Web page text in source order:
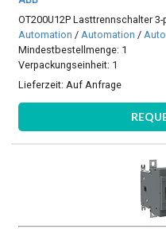
OT200U12P Lasttrennschalter
Automation /Automation /
Mindestbestellmenge: 1
Verpackungseinheit: 1
Lieferzeit:Auf Anfrage